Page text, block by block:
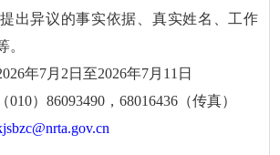
出异议的事实依据、真实姓名、工作
。
年7月2日至2026年7月11日
010）86093490，68016436（传真）